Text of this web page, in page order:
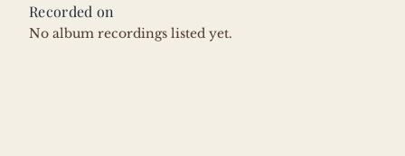
Recorded on
No album recordings listed yet.